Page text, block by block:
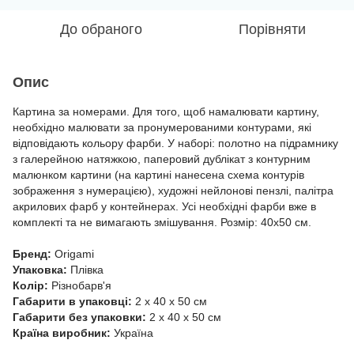
До обраного Порівняти
Опис
Картина за номерами. Для того, щоб намалювати картину,
необхідно малювати за пронумерованими контурами, які
відповідають кольору фарби. У наборі: полотно на підрамнику
з галерейною натяжкою, паперовий дублікат з контурним
малюнком картини (на картині нанесена схема контурів
зображення з нумерацією), художні нейлонові пензлі, палітра
акрилових фарб у контейнерах. Усі необхідні фарби вже в
комплекті та не вимагають змішування. Розмір: 40х50 см.
Бренд: Origami
Упаковка: Плівка
Колір: Різнобарв'я
Габарити в упаковці: 2 x 40 x 50 см
Габарити без упаковки: 2 x 40 x 50 см
Країна виробник: Україна